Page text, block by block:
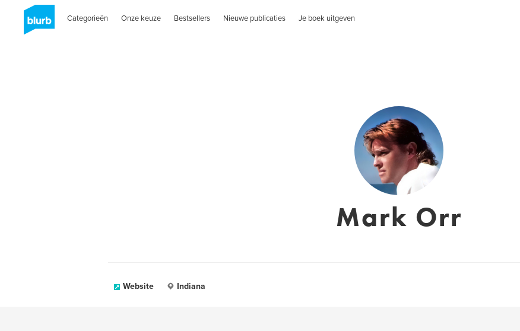
Categorieën Onze keuze Bestsellers Nieuwe publicaties Je boek uitgeven
Mark Orr
Website Indiana